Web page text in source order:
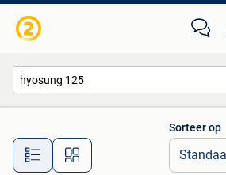
Alle afstanden…
Sorteer op